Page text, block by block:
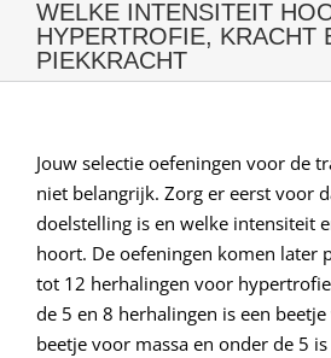
WELKE INTENSITEIT
HYPERTROFIE, KRACHT
PIEKKRACHT
Jouw selectie oefeningen voor de
niet belangrijk. Zorg er eerst voor
doelstelling is en welke intensiteit
hoort. De oefeningen komen later
tot 12 herhalingen voor
de 5 en 8 herhalingen is een
beetje voor massa en onder de 5